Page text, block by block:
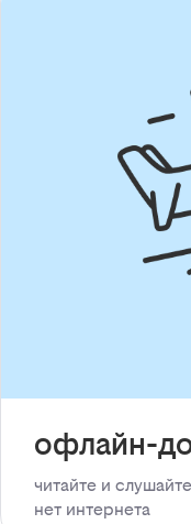
офлайн-
читайте и
нет интернета